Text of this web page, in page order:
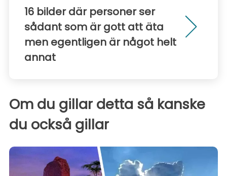
16 bilder där personer ser
sådant som är gott att äta
men egentligen är något helt
annat
Om du gillar detta så kanske
du också gillar